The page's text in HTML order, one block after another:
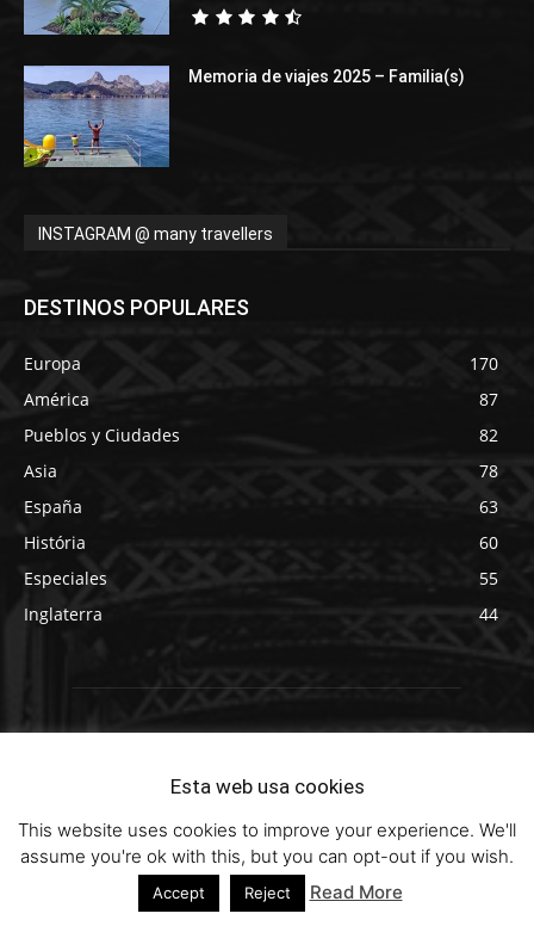
Memoria de viajes 2025 – Familia(s)
INSTAGRAM @ many travellers
DESTINOS POPULARES
Europa
170
América
87
Pueblos y Ciudades
82
Asia
78
España
63
História
60
Especiales
55
Inglaterra
44
THEWOTME
Esta web usa cookies
This website uses cookies to improve your experience. We'll
assume you're ok with this, but you can opt-out if you wish.
Accept Reject Read More